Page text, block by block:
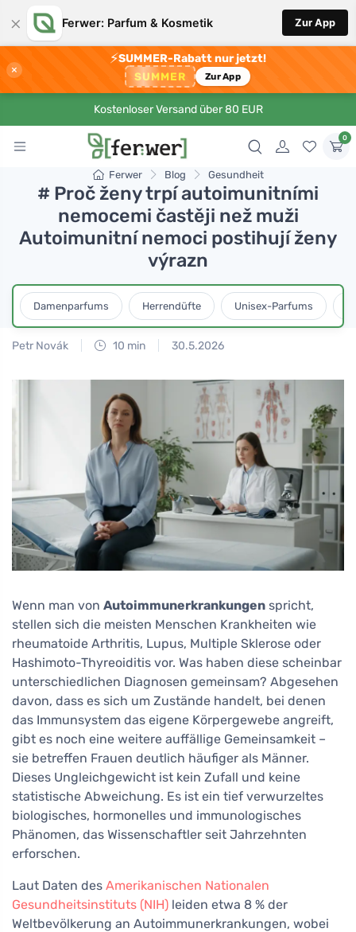
× Ferwer: Parfum & Kosmetik Zur App
×
⚡SUMMER-Rabatt nur jetzt!
SUMMER Zur App
Kostenloser Versand über 80 EUR
0
Ferwer Blog Gesundheit
# Proč ženy trpí autoimunitními
nemocemi častěji než muži
Autoimunitní nemoci postihují ženy
výrazn
Damenparfums Herrendüfte Unisex-Parfums
Petr Novák 10 min 30.5.2026
Wenn man von Autoimmunerkrankungen spricht,
stellen sich die meisten Menschen Krankheiten wie
rheumatoide Arthritis, Lupus, Multiple Sklerose oder
Hashimoto-Thyreoiditis vor. Was haben diese scheinbar
unterschiedlichen Diagnosen gemeinsam? Abgesehen
davon, dass es sich um Zustände handelt, bei denen
das Immunsystem das eigene Körpergewebe angreift,
gibt es noch eine weitere auffällige Gemeinsamkeit –
sie betreffen Frauen deutlich häufiger als Männer.
Dieses Ungleichgewicht ist kein Zufall und keine
statistische Abweichung. Es ist ein tief verwurzeltes
biologisches, hormonelles und immunologisches
Phänomen, das Wissenschaftler seit Jahrzehnten
erforschen.
Laut Daten des Amerikanischen Nationalen
Gesundheitsinstituts (NIH) leiden etwa 8 % der
Weltbevölkerung an Autoimmunerkrankungen, wobei